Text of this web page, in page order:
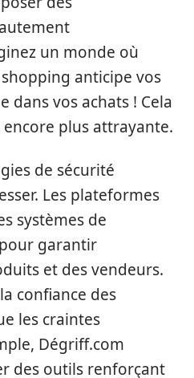
un monde où
anticipe vos
dans vos achats ! Cela
encore plus attrayante.
de sécurité
Les plateformes
systèmes de
garantir
et des vendeurs.
confiance des
les craintes
Dégriff.com
des outils renforçant